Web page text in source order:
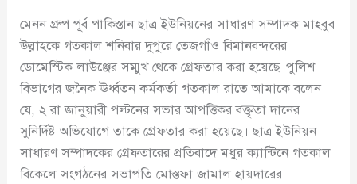
মেনন গ্রুপ পূর্ব পাকিস্তান ছাত্র ইউনিয়নের সাধারণ সম্পাদক মাহবুব
উল্লাহকে গতকাল শনিবার দুপুরে তেজগাঁও বিমানবন্দরের
ডোমেস্টিক লাউঞ্জের সম্মুখ থেকে গ্রেফতার করা হয়েছে।পুলিশ
বিভাগের জনৈক ঊর্ধ্বতন কর্মকর্তা গতকাল রাতে আমাকে বলেন
যে, ২ রা জানুয়ারী পল্টনের সভার আপত্তিকর বক্তৃতা দানের
সুনির্দিষ্ট অভিযোগে তাকে গ্রেফতার করা হয়েছে। ছাত্র ইউনিয়ন
সাধারণ সম্পাদকের গ্রেফতারের প্রতিবাদে মধুর ক্যান্টিনে গতকাল
বিকেলে সংগঠনের সভাপতি মোস্তফা জামাল হায়দারের